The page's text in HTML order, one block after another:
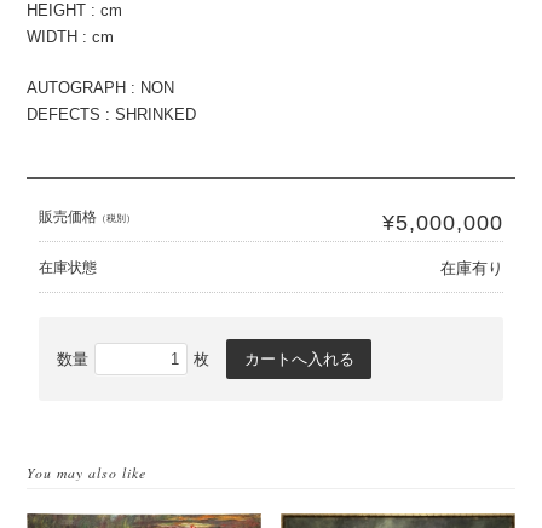
HEIGHT : cm
WIDTH : cm
AUTOGRAPH : NON
DEFECTS : SHRINKED
販売価格 （税別） ¥5,000,000
在庫状態 在庫有り
数量 枚
You may also like